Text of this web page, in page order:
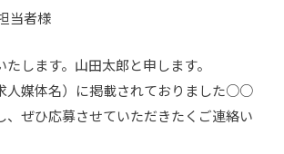
当者様
します。山田太郎と申します。
媒体名）に掲載されておりました○○
、ぜひ応募させていただきたくご連絡い